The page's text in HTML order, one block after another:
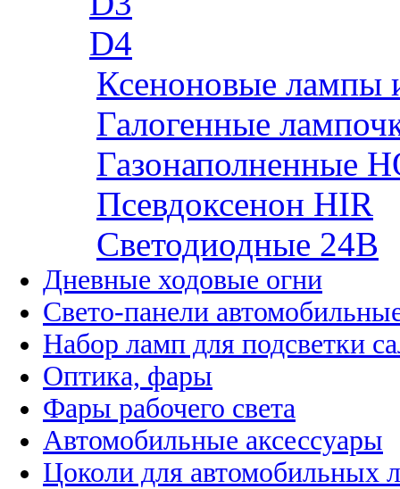
D4
Ксеноновые лампы
Галогенные
Газонаполненные
Псевдоксенон HIR
Cветодиодные 24B
Дневные ходовые огни
Свето-панели
Набор ламп для подсветки
Оптика, фары
Фары рабочего света
Автомобильные аксессуары
Цоколи для автомобильных